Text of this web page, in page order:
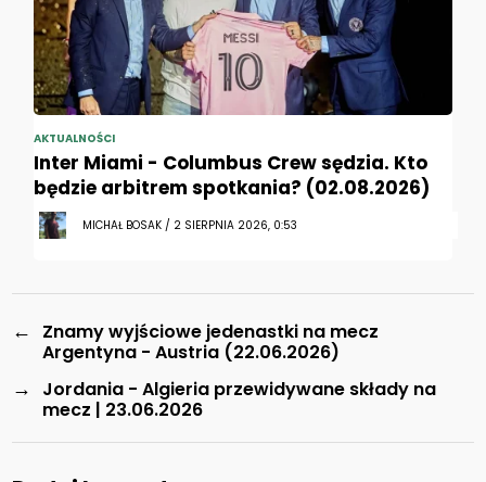
AKTUALNOŚCI
Inter Miami - Columbus Crew sędzia. Kto
będzie arbitrem spotkania? (02.08.2026)
MICHAŁ BOSAK / 2 SIERPNIA 2026, 0:53
←
Znamy wyjściowe jedenastki na mecz
Argentyna - Austria (22.06.2026)
→
Jordania - Algieria przewidywane składy na
mecz | 23.06.2026